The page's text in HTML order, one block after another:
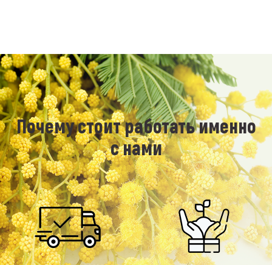
Почему стоит работать именно
с нами